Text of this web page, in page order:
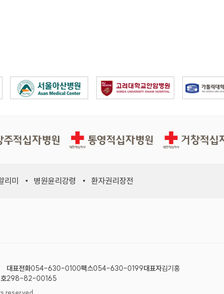
자병원 통영적십자병원 거창적십자병원
리미 병원윤리강령 환자권리장전
대표전화054-630-0100팩스054-630-0199대표자김기홍
298-82-00165